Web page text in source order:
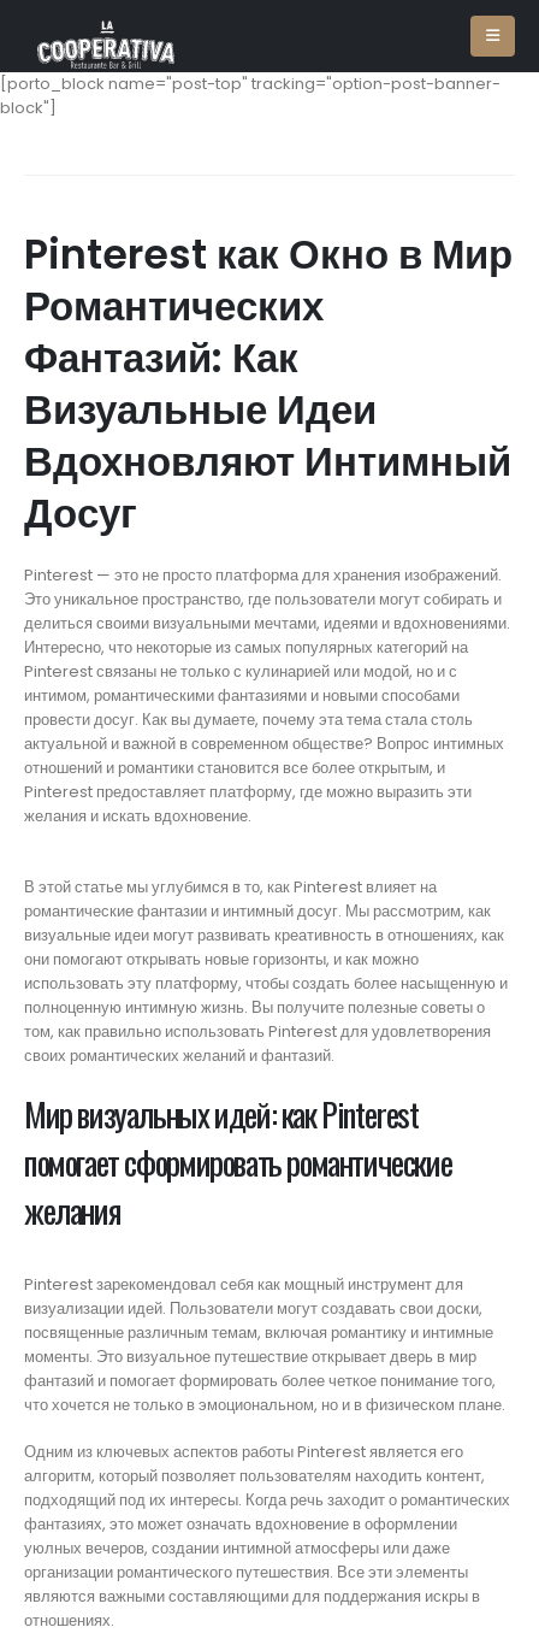
[porto_block name="post-top" tracking="option-post-banner-
block"]
Pinterest как Окно в Мир
Романтических
Фантазий: Как
Визуальные Идеи
Вдохновляют Интимный
Досуг
Pinterest — это не просто платформа для хранения изображений.
Это уникальное пространство, где пользователи могут собирать и
делиться своими визуальными мечтами, идеями и вдохновениями.
Интересно, что некоторые из самых популярных категорий на
Pinterest связаны не только с кулинарией или модой, но и с
интимом, романтическими фантазиями и новыми способами
провести досуг. Как вы думаете, почему эта тема стала столь
актуальной и важной в современном обществе? Вопрос интимных
отношений и романтики становится все более открытым, и
Pinterest предоставляет платформу, где можно выразить эти
желания и искать вдохновение.
В этой статье мы углубимся в то, как Pinterest влияет на
романтические фантазии и интимный досуг. Мы рассмотрим, как
визуальные идеи могут развивать креативность в отношениях, как
они помогают открывать новые горизонты, и как можно
использовать эту платформу, чтобы создать более насыщенную и
полноценную интимную жизнь. Вы получите полезные советы о
том, как правильно использовать Pinterest для удовлетворения
своих романтических желаний и фантазий.
Мир визуальных идей: как Pinterest
помогает сформировать романтические
желания
Pinterest зарекомендовал себя как мощный инструмент для
визуализации идей. Пользователи могут создавать свои доски,
посвященные различным темам, включая романтику и интимные
моменты. Это визуальное путешествие открывает дверь в мир
фантазий и помогает формировать более четкое понимание того,
что хочется не только в эмоциональном, но и в физическом плане.
Одним из ключевых аспектов работы Pinterest является его
алгоритм, который позволяет пользователям находить контент,
подходящий под их интересы. Когда речь заходит о романтических
фантазиях, это может означать вдохновение в оформлении
уюлных вечеров, создании интимной атмосферы или даже
организации романтического путешествия. Все эти элементы
являются важными составляющими для поддержания искры в
отношениях.